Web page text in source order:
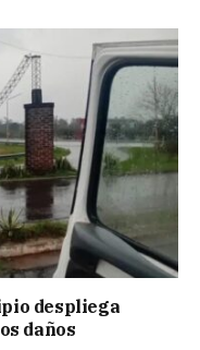
despliega
daños